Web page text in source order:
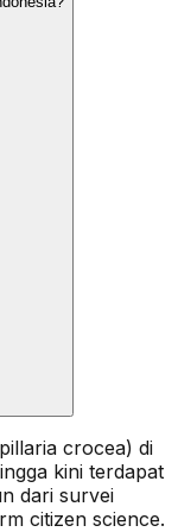
crocea) di
kini terdapat
dari survei
citizen science.